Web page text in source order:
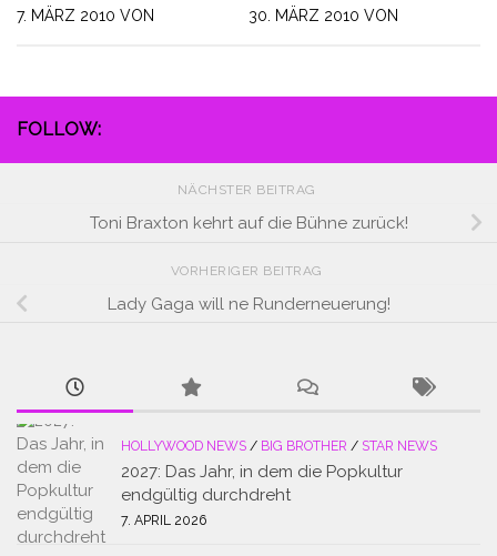
7. MÄRZ 2010 VON 30. MÄRZ 2010 VON
FOLLOW:
NÄCHSTER BEITRAG
Toni Braxton kehrt auf die Bühne zurück!
VORHERIGER BEITRAG
Lady Gaga will ne Runderneuerung!
HOLLYWOOD NEWS / BIG BROTHER / STAR NEWS
2027: Das Jahr, in dem die Popkultur
endgültig durchdreht
7. APRIL 2026